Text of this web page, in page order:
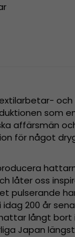
som
affärsmän
för något
låter oss
pulserande
200 år
långt bort
Japan